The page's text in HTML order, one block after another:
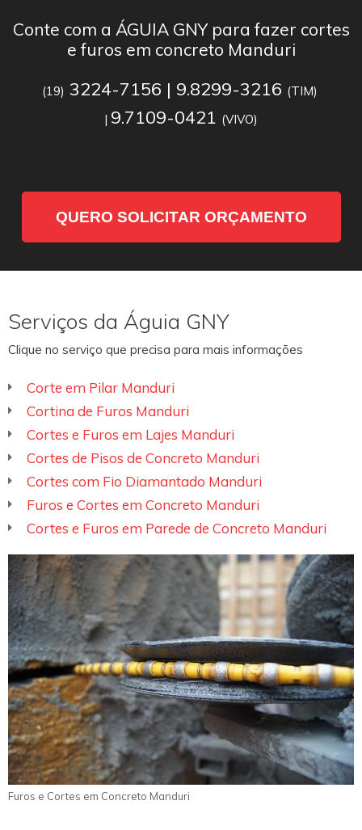
Conte com a ÁGUIA GNY para fazer cortes
e furos em concreto Manduri
(19) 3224-7156 | 9.8299-3216 (TIM)
| 9.7109-0421 (VIVO)
QUERO SOLICITAR ORÇAMENTO
Serviços da Águia GNY
Clique no serviço que precisa para mais informações
Corte em Pilar Manduri
Cortina de Furos Manduri
Cortes e Furos em Lajes Manduri
Cortes de Pisos de Concreto Manduri
Cortes com Fio Diamantado Manduri
Furos e Cortes em Concreto Manduri
Cortes e Furos em Parede de Concreto Manduri
Furos e Cortes em Concreto Manduri